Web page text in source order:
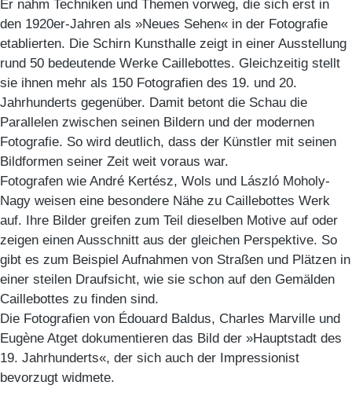
Er nahm Techniken und Themen vorweg, die sich erst in
den 1920er-Jahren als »Neues Sehen« in der Fotografie
etablierten. Die Schirn Kunsthalle zeigt in einer Ausstellung
rund 50 bedeutende Werke Caillebottes. Gleichzeitig stellt
sie ihnen mehr als 150 Fotografien des 19. und 20.
Jahrhunderts gegenüber. Damit betont die Schau die
Parallelen zwischen seinen Bildern und der modernen
Fotografie. So wird deutlich, dass der Künstler mit seinen
Bildformen seiner Zeit weit voraus war.
Fotografen wie André Kertész, Wols und László Moholy-
Nagy weisen eine besondere Nähe zu Caillebottes Werk
auf. Ihre Bilder greifen zum Teil dieselben Motive auf oder
zeigen einen Ausschnitt aus der gleichen Perspektive. So
gibt es zum Beispiel Aufnahmen von Straßen und Plätzen in
einer steilen Draufsicht, wie sie schon auf den Gemälden
Caillebottes zu finden sind.
Die Fotografien von Édouard Baldus, Charles Marville und
Eugène Atget dokumentieren das Bild der »Hauptstadt des
19. Jahrhunderts«, der sich auch der Impressionist
bevorzugt widmete.